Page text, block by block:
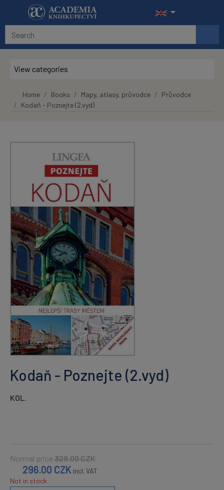
Skip to main content
View categories
Home Books Mapy, atlasy, průvodce
Průvodce
Kodaň - Poznejte (2.vyd)
Kodaň - Poznejte (2.vyd)
KOL.
Normal price 329.00CZK
296.00 CZK incl. VAT
Not in stock